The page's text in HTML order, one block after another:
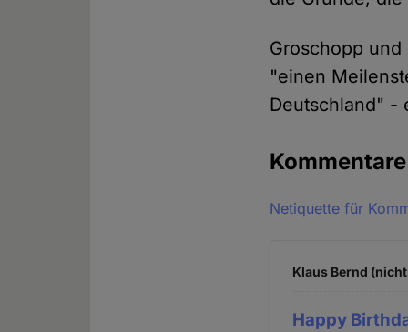
Groschopp
"einen
Deutschland" -
Kommentare
Netiquette für
Klaus Bernd
Happy